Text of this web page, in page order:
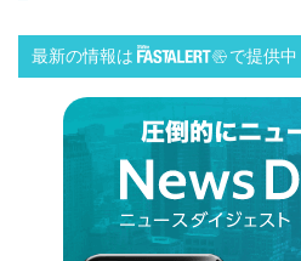
最新の情報は で提供中